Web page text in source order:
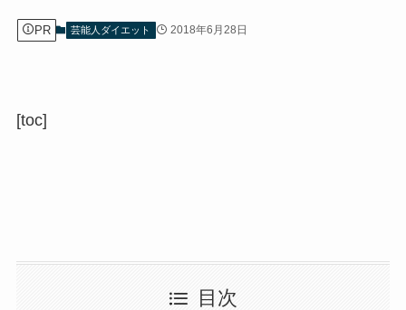
PR 芸能人ダイエット 2018年6月28日
[toc]
目次